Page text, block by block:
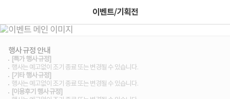
이벤트/기획전
행사 규정 안내
[특가 행사 규정]
행사는 예고없이 조기 종료 또는 변경될 수 있습니다.
[기타 행사 규정]
행사는 예고없이 조기 종료 또는 변경될 수 있습니다.
[이용후기 행사 규정]